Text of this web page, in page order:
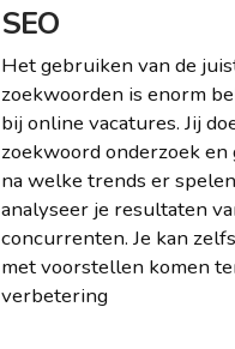
SEO
Het gebruiken van de
zoekwoorden is enorm
bij online vacatures. Jij
zoekwoord onderzoek en
na welke trends er
analyseer je resultaten
concurrenten. Je kan
met voorstellen komen
verbetering